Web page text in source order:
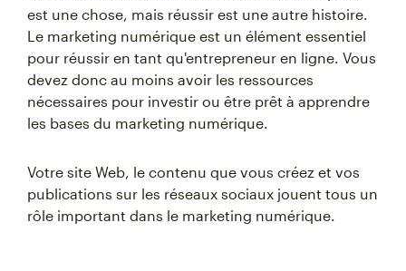
est une chose, mais réussir est une autre histoire.
Le marketing numérique est un élément essentiel
pour réussir en tant qu'entrepreneur en ligne. Vous
devez donc au moins avoir les ressources
nécessaires pour investir ou être prêt à apprendre
les bases du marketing numérique.
Votre site Web, le contenu que vous créez et vos
publications sur les réseaux sociaux jouent tous un
rôle important dans le marketing numérique.